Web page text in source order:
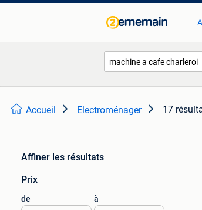
Accueil Electroménager 17
Affiner les résultats
Prix
de à